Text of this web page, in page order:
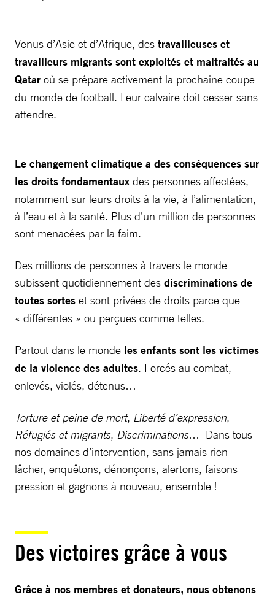
Venus d’Asie et d’Afrique, des travailleuses et
travailleurs migrants sont exploités et maltraités au
Qatar où se prépare activement la prochaine coupe
du monde de football. Leur calvaire doit cesser sans
attendre.
Le changement climatique a des conséquences sur
les droits fondamentaux des personnes affectées,
notamment sur leurs droits à la vie, à l’alimentation,
à l’eau et à la santé. Plus d’un million de personnes
sont menacées par la faim.
Des millions de personnes à travers le monde
subissent quotidiennement des discriminations de
toutes sortes et sont privées de droits parce que
« différentes » ou perçues comme telles.
Partout dans le monde les enfants sont les victimes
de la violence des adultes. Forcés au combat,
enlevés, violés, détenus…
Torture et peine de mort, Liberté d’expression,
Réfugiés et migrants, Discriminations… Dans tous
nos domaines d’intervention, sans jamais rien
lâcher, enquêtons, dénonçons, alertons, faisons
pression et gagnons à nouveau, ensemble !
Des victoires grâce à vous
Grâce à nos membres et donateurs, nous obtenons